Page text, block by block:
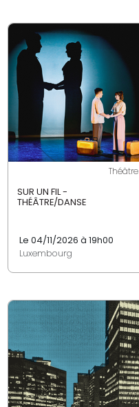
Théâtre
SUR UN FIL -
THÉÂTRE/DANSE
Le 04/11/2026 à 19h00
Luxembourg